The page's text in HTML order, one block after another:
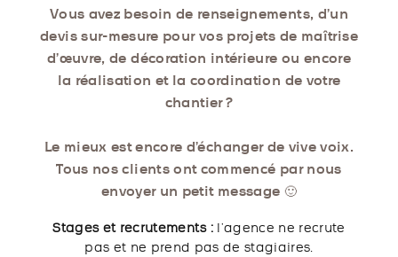
Vous avez besoin de renseignements, d’un
devis sur-mesure pour vos projets de maîtrise
d’œuvre, de décoration intérieure ou encore
la réalisation et la coordination de votre
chantier ?
Le mieux est encore d’échanger de vive voix.
Tous nos clients ont commencé par nous
envoyer un petit message 🙂
Stages et recrutements : l’agence ne recrute
pas et ne prend pas de stagiaires.